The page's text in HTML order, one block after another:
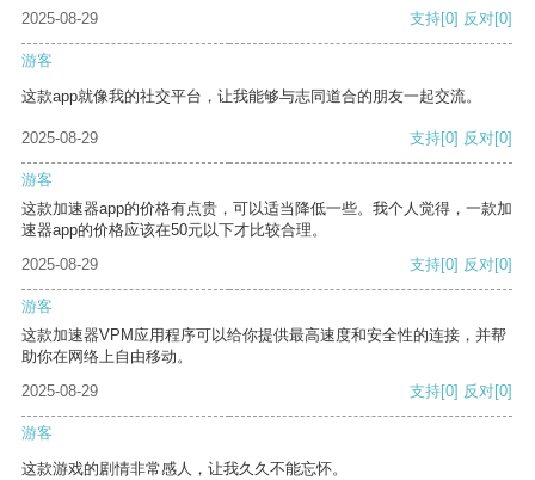
2025-08-29 支持[0] 反对[0]
游客
这款app就像我的社交平台，让我能够与志同道合的朋友一起交流。
2025-08-29 支持[0] 反对[0]
游客
这款加速器app的价格有点贵，可以适当降低一些。我个人觉得，一款加
速器app的价格应该在50元以下才比较合理。
2025-08-29
支持[0] 反对[0]
游客
这款加速器VPM应用程序可以给你提供最高速度和安全性的连接，并帮
助你在网络上自由移动。
2025-08-29
支持[0] 反对[0]
游客
这款游戏的剧情非常感人，让我久久不能忘怀。